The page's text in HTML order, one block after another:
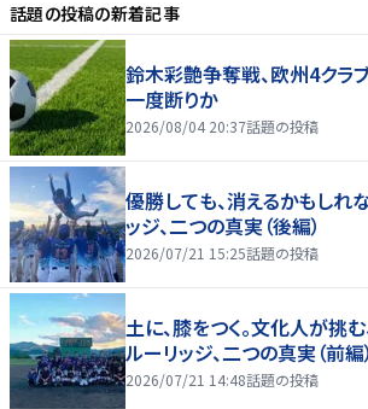
話題の投稿の新着記事
鈴木彩艶争奪戦、欧州4クラ
一度断りか
2026/08/04 20:37話題の投稿
優勝しても、消えるかもしれ
ッジ、二つの真実（後編）
2026/07/21 15:25話題の投稿
土に、膝をつく。文化人が挑む
ルーリッジ、二つの真実（前編）
2026/07/21 14:48話題の投稿